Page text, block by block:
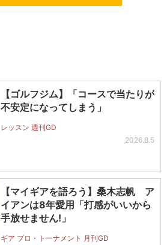
【ゴルフジム】「コースで当たりが
不安定になってしまう」
レッスン 週刊GD
2026.8.5
【マイギアを語ろう】桑木志帆 ア
イアンは8年愛用「打感がいいから
手放せません!」
ギア プロ・トーナメント 月刊GD